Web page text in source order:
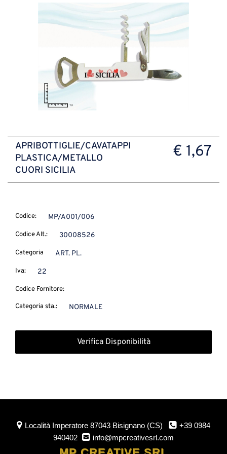
APRIBOTTIGLIE/CAVATAPPI
PLASTICA/METALLO
CUORI SICILIA
€ 1,67
Codice: MP/A001/006
Codice Alt.: 30008526
Categoria ART. PL.
Iva: 22
Codice Fornitore:
Categoria sta.: NORMALE
Verifica Disponibilità
Località Imperatore87043 Bisignano (CS)
+39 0984
940402
info@mpcreativesrl.com